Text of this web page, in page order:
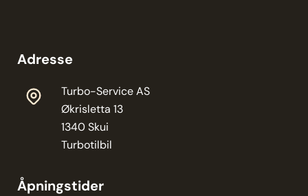
Adresse
Turbo-Service AS
Økrisletta 13
1340 Skui
Turbotilbil
Åpningstider